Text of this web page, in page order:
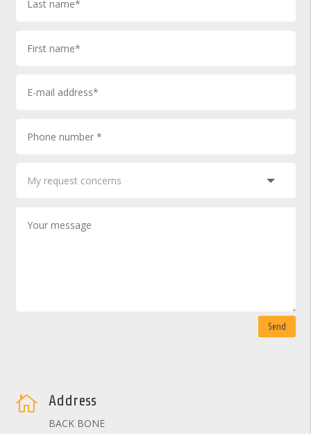
Send
 Address
BACK BONE